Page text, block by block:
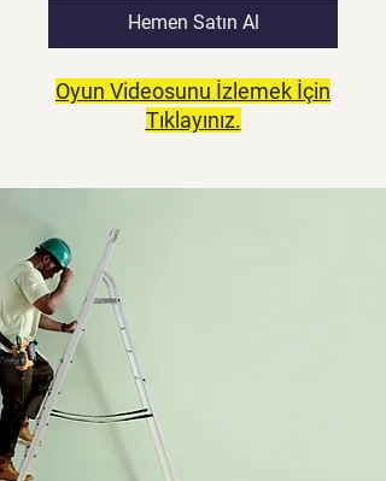
Hemen Satın Al
Oyun Videosunu İzlemek İçin
Tıklayınız.